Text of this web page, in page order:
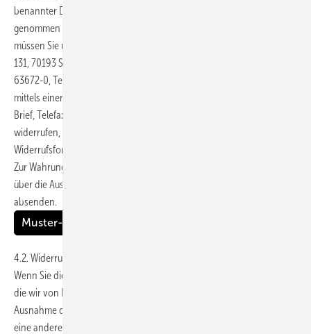
benannter Dritter, der nicht der Beförderer ist, die erste Ware in Besitz
genommen haben bzw. hat. Um Ihr Widerrufsrecht auszuüben,
müssen Sie uns (Alfons W. Gentner Verlag GmbH & Co. KG, Forststr.
131, 70193 Stuttgart, Postfach 10 17 42, 70015 Stuttgart, Telefon: (0711)
63672-0, Telefax: (0711) 63672-414, E-Mail:
mittels einer eindeutigen Erklärung (z.B. ein mit der Post versandter
Brief, Telefax oder E-Mail) über Ihren Entschluss, diesen Vertrag zu
widerrufen, informieren. Sie können dafür das beigefügte Muster-
Widerrufsformular verwenden, das jedoch nicht vorgeschrieben ist.
Zur Wahrung der Widerrufsfrist reicht es aus, dass Sie die Mitteilung
über die Ausübung des Widerrufsrechts vor Ablauf der Widerrufsfrist
absenden.
Muster-Widerrufsformular zum Download
4.2. Widerrufsfolgen
Wenn Sie diesen Vertrag widerrufen, haben wir Ihnen alle Zahlungen,
die wir von Ihnen erhalten haben, einschließlich der Lieferkosten (mit
Ausnahme der zusätzlichen Kosten, die sich daraus ergeben, dass Sie
eine andere Art der Lieferung als die von uns angebotene, günstigste